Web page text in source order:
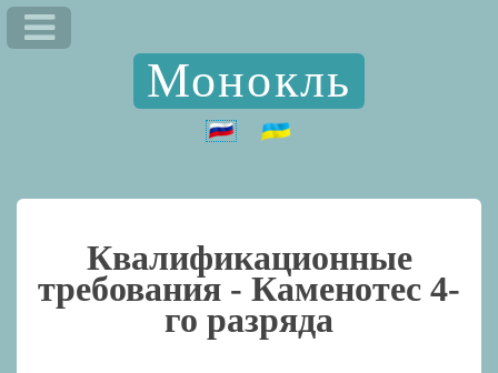
Монокль
Квалификационные
требования - Каменотес 4-
го разряда